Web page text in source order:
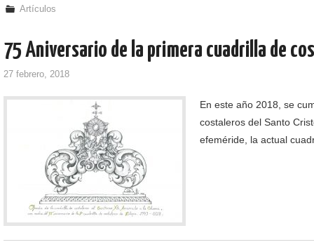
Artículos
75 Aniversario de la primera cuadrilla de
27 febrero, 2018
En este año 2018, se
costaleros del Santo
efeméride, la actual